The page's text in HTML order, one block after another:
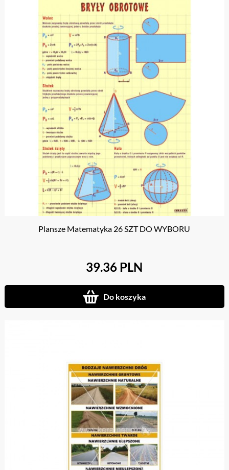
Plansze Matematyka 26 SZT DO WYBORU
39.36 PLN
Do koszyka